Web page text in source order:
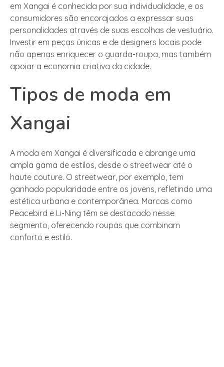
em Xangai é conhecida por sua individualidade, e os
consumidores são encorajados a expressar suas
personalidades através de suas escolhas de vestuário.
Investir em peças únicas e de designers locais pode
não apenas enriquecer o guarda-roupa, mas também
apoiar a economia criativa da cidade.
Tipos de moda em
Xangai
A moda em Xangai é diversificada e abrange uma
ampla gama de estilos, desde o streetwear até o
haute couture. O streetwear, por exemplo, tem
ganhado popularidade entre os jovens, refletindo uma
estética urbana e contemporânea. Marcas como
Peacebird e Li-Ning têm se destacado nesse
segmento, oferecendo roupas que combinam
conforto e estilo.